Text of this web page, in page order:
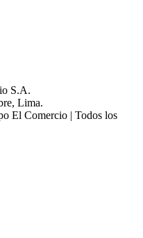
S.A.
Lima.
El Comercio | Todos los